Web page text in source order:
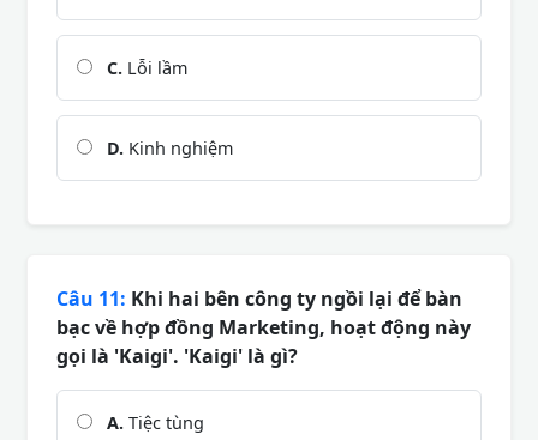
C. Lỗi lầm
D. Kinh nghiệm
Câu 11: Khi hai bên công ty ngồi lại để bàn
bạc về hợp đồng Marketing, hoạt động này
gọi là 'Kaigi'. 'Kaigi' là gì?
A. Tiệc tùng